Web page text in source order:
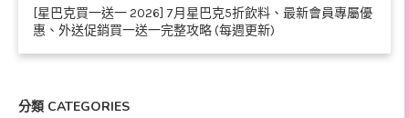
[星巴克買一送一 2026] 7月星巴克5折飲料、最新會員專屬優
惠、外送促銷買一送一完整攻略 (每週更新)
分類 CATEGORIES